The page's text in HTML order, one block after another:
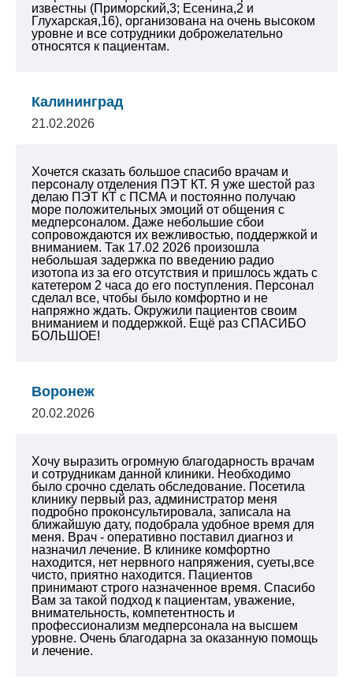
известны (Приморский,3; Есенина,2 и
Глухарская,16), организована на очень высоком
уровне и все сотрудники доброжелательно
относятся к пациентам.
Калининград
21.02.2026
Хочется сказать большое спасибо врачам и
персоналу отделения ПЭТ КТ. Я уже шестой раз
делаю ПЭТ КТ с ПСМА и постоянно получаю
море положительных эмоций от общения с
медперсоналом. Даже небольшие сбои
сопровождаются их вежливостью, поддержкой и
вниманием. Так 17.02 2026 произошла
небольшая задержка по введению радио
изотопа из за его отсутствия и пришлось ждать с
катетером 2 часа до его поступления. Персонал
сделал все, чтобы было комфортно и не
напряжно ждать. Окружили пациентов своим
вниманием и поддержкой. Ещё раз СПАСИБО
БОЛЬШОЕ!
Воронеж
20.02.2026
Хочу выразить огромную благодарность врачам
и сотрудникам данной клиники. Необходимо
было срочно сделать обследование. Посетила
клинику первый раз, администратор меня
подробно проконсультировала, записала на
ближайшую дату, подобрала удобное время для
меня. Врач - оперативно поставил диагноз и
назначил лечение. В клинике комфортно
находится, нет нервного напряжения, суеты,все
чисто, приятно находится. Пациентов
принимают строго назначенное время. Спасибо
Вам за такой подход к пациентам, уважение,
внимательность, компетентность и
профессионализм медперсонала на высшем
уровне. Очень благодарна за оказанную помощь
и лечение.